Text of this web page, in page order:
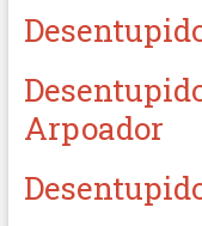
Arpoador